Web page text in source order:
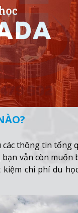
các thông tin tổng
vẫn còn muốn
kiệm chi phí du